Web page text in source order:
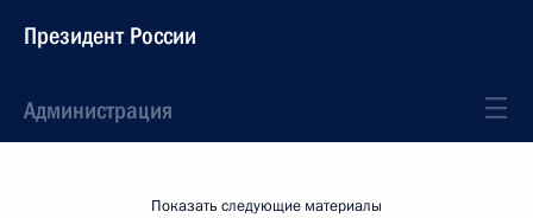
Президент России
Администрация
Показать следующие материалы